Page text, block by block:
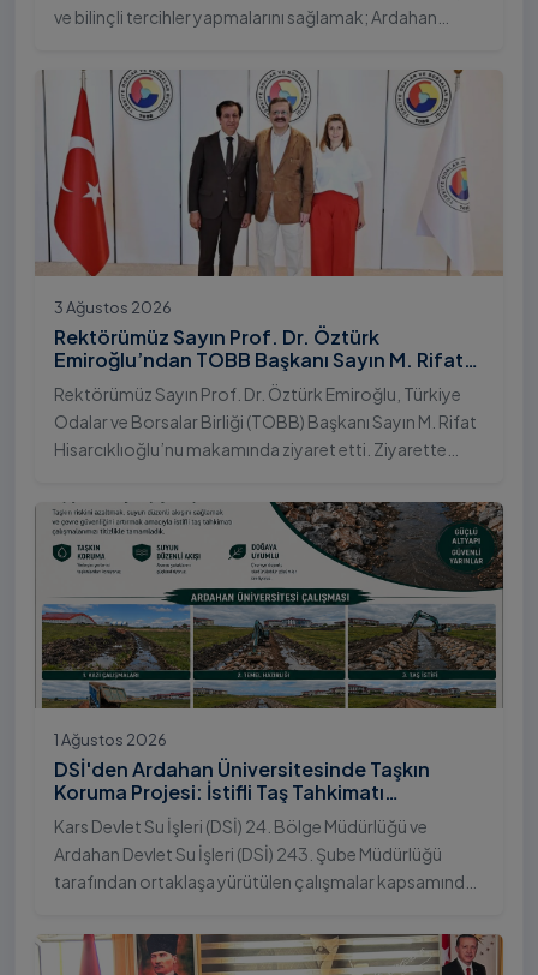
ve bilinçli tercihler yapmalarını sağlamak; Ardahan
çeşitliliğini ve nitelikli imkânlarını aktarmak üzere Ülke TV
ekranlarında yayımlanan "Genç Vizyon" programına
canlı yayın konuğu olarak katıldı.
3 Ağustos 2026
Rektörümüz Sayın Prof. Dr. Öztürk
Emiroğlu’ndan TOBB Başkanı Sayın M. Rifat
Hisarcıklıoğlu’na Ziyaret
Rektörümüz Sayın Prof. Dr. Öztürk Emiroğlu, Türkiye
Odalar ve Borsalar Birliği (TOBB) Başkanı Sayın M. Rifat
Hisarcıklıoğlu’nu makamında ziyaret etti. Ziyarette
Emiroğlu Hanımefendi eşlik etti.
1 Ağustos 2026
DSİ'den Ardahan Üniversitesinde Taşkın
Koruma Projesi: İstifli Taş Tahkimatı
Çalışmaları Tamamlandı
Kars Devlet Su İşleri (DSİ) 24. Bölge Müdürlüğü ve
Ardahan Devlet Su İşleri (DSİ) 243. Şube Müdürlüğü
tarafından ortaklaşa yürütülen çalışmalar kapsamında,
"İstifli Taş Tahkimatı" projesi titizlikle tamamlandı.